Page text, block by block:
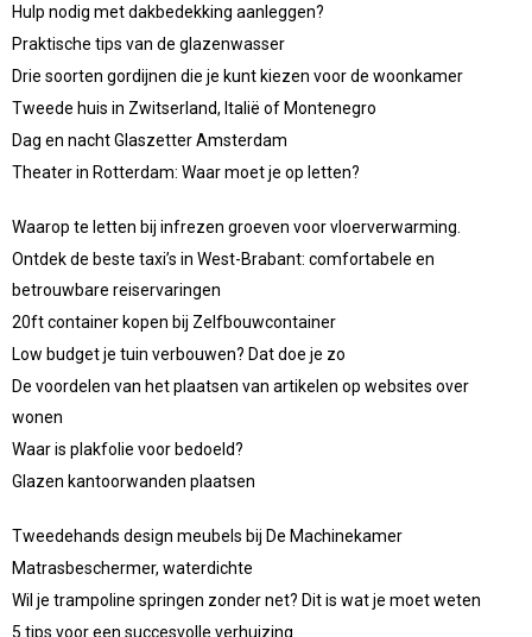
Hulp nodig met dakbedekking aanleggen?
Praktische tips van de glazenwasser
Drie soorten gordijnen die je kunt kiezen voor de woonkamer
Tweede huis in Zwitserland, Italië of Montenegro
Dag en nacht Glaszetter Amsterdam
Theater in Rotterdam: Waar moet je op letten?
Waarop te letten bij infrezen groeven voor vloerverwarming.
Ontdek de beste taxi’s in West-Brabant: comfortabele en
betrouwbare reiservaringen
20ft container kopen bij Zelfbouwcontainer
Low budget je tuin verbouwen? Dat doe je zo
De voordelen van het plaatsen van artikelen op websites over
wonen
Waar is plakfolie voor bedoeld?
Glazen kantoorwanden plaatsen
Tweedehands design meubels bij De Machinekamer
Matrasbeschermer, waterdichte
Wil je trampoline springen zonder net? Dit is wat je moet weten
5 tips voor een succesvolle verhuizing